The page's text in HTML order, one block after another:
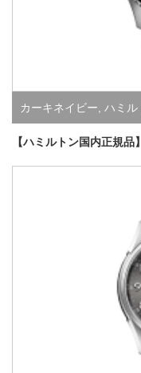
カーキネイビー ハミル
【ハミルトン国内正規